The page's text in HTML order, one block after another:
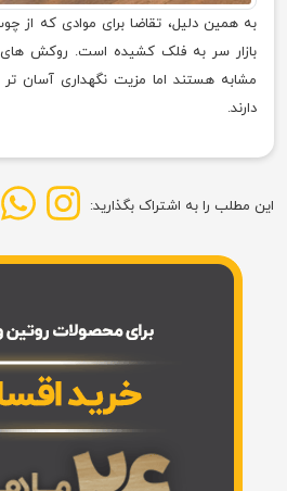
به همین دلیل، تقاضا برای موادی که از
بازار سر به فلک کشیده است. روکش
مشابه هستند اما مزیت نگهداری آسان تر
دارند.
این مطلب را به اشتراک بگذارید: